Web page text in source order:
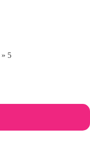
» 5